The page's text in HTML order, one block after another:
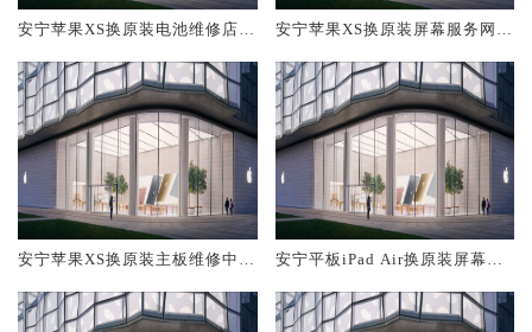
安宁苹果XS换原装电池维修店大
安宁苹果XS换原装屏幕服务网点
安宁苹果XS换原装主板维修中心
安宁平板iPad Air换原装屏幕服